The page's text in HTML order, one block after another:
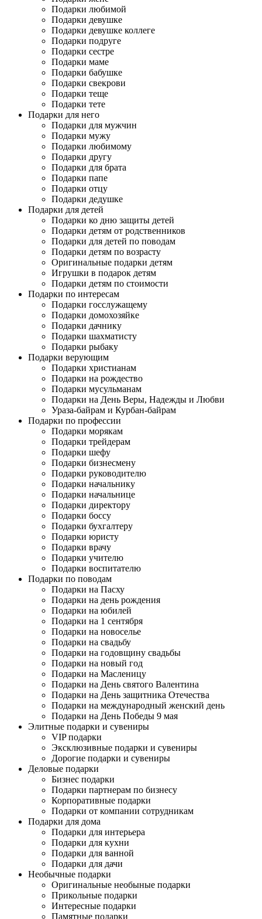
Подарки любимой
Подарки девушке
Подарки девушке коллеге
Подарки подруге
Подарки сестре
Подарки маме
Подарки бабушке
Подарки свекрови
Подарки теще
Подарки тете
Подарки для него
Подарки для мужчин
Подарки мужу
Подарки любимому
Подарки другу
Подарки для брата
Подарки папе
Подарки отцу
Подарки дедушке
Подарки для детей
Подарки ко дню защиты детей
Подарки детям от родственников
Подарки для детей по поводам
Подарки детям по возрасту
Оригинальные подарки детям
Игрушки в подарок детям
Подарки детям по стоимости
Подарки по интересам
Подарки госслужащему
Подарки домохозяйке
Подарки дачнику
Подарки шахматисту
Подарки рыбаку
Подарки верующим
Подарки христианам
Подарки на рождество
Подарки мусульманам
Подарки на День Веры, Надежды и Любви
Ураза-байрам и Курбан-байрам
Подарки по профессии
Подарки морякам
Подарки трейдерам
Подарки шефу
Подарки бизнесмену
Подарки руководителю
Подарки начальнику
Подарки начальнице
Подарки директору
Подарки боссу
Подарки бухгалтеру
Подарки юристу
Подарки врачу
Подарки учителю
Подарки воспитателю
Подарки по поводам
Подарки на Пасху
Подарки на день рождения
Подарки на юбилей
Подарки на 1 сентября
Подарки на новоселье
Подарки на свадьбу
Подарки на годовщину свадьбы
Подарки на новый год
Подарки на Масленицу
Подарки на День святого Валентина
Подарки на День защитника Отечества
Подарки на международный женский день
Подарки на День Победы 9 мая
Элитные подарки и сувениры
VIP подарки
Эксклюзивные подарки и сувениры
Дорогие подарки и сувениры
Деловые подарки
Бизнес подарки
Подарки партнерам по бизнесу
Корпоративные подарки
Подарки от компании сотрудникам
Подарки для дома
Подарки для интерьера
Подарки для кухни
Подарки для ванной
Подарки для дачи
Необычные подарки
Оригинальные необыные подарки
Прикольные подарки
Интересные подарки
Памятные подарки